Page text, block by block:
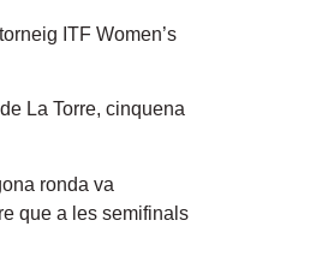
ITF Women’s
La Torre, cinquena
ronda va
que a les semifinals